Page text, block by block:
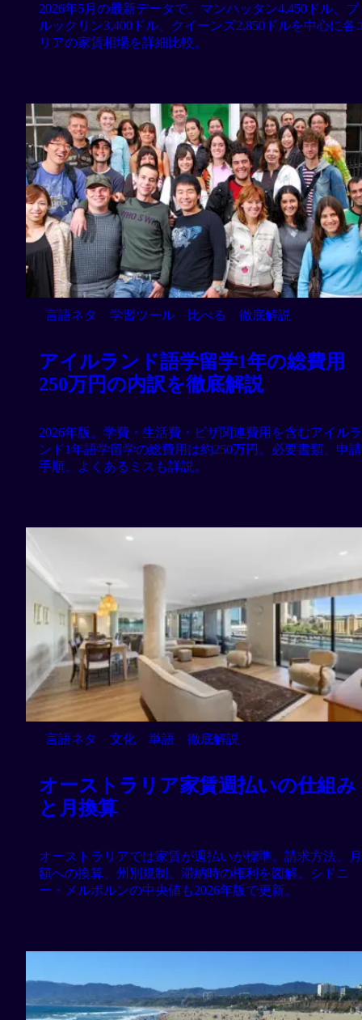
2026年5月の最新データで、マンハッタン4,450ドル、ブ
ルックリン3,400ドル、クイーンズ2,850ドルを中心に各
リアの家賃相場を詳細比較。
言語ネタ 学習ツール 比べる 徹底解説
アイルランド語学留学1年の総費用
250万円の内訳を徹底解説
2026年版。学費・生活費・ビザ関連費用を含むアイルラ
ンド1年語学留学の総費用は約250万円。必要書類、申請
手順、よくあるミスも詳説。
言語ネタ 文化 単語 徹底解説
オーストラリア家賃週払いの仕組み
と月換算
オーストラリアでは家賃が週払いが標準。請求方法、月
額への換算、州別規制、滞納時の権利を図解。シドニ
ー・メルボルンの中央値も2026年版で更新。